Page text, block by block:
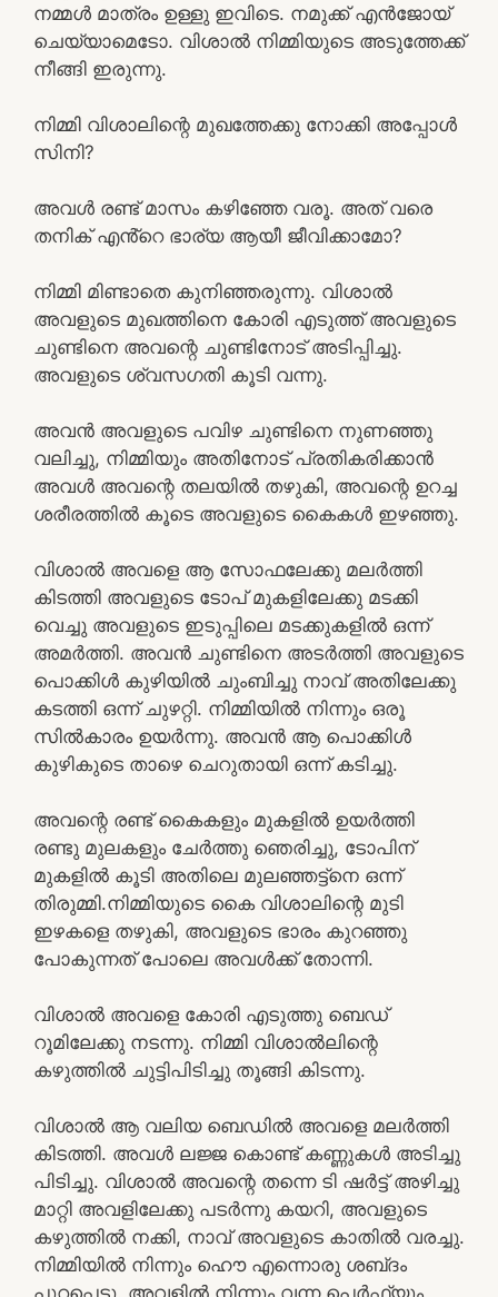
നമ്മൾ മാത്രം ഉള്ളു ഇവിടെ. നമുക്ക് എൻജോയ്
ചെയ്യാമെടോ. വിശാൽ നിമ്മിയുടെ അടുത്തേക്ക്
നീങ്ങി ഇരുന്നു.
നിമ്മി വിശാലിന്റെ മുഖത്തേക്കു നോക്കി അപ്പോൾ
സിനി?
അവൾ രണ്ട് മാസം കഴിഞ്ഞേ വരൂ. അത് വരെ
തനിക് എൻ്റെ ഭാര്യ ആയീ ജീവിക്കാമോ?
നിമ്മി മിണ്ടാതെ കുനിഞ്ഞരുന്നു. വിശാൽ
അവളുടെ മുഖത്തിനെ കോരി എടുത്ത് അവളുടെ
ചുണ്ടിനെ അവന്റെ ചുണ്ടിനോട് അടിപ്പിച്ചു.
അവളുടെ ശ്വസഗതി കൂടി വന്നു.
അവൻ അവളുടെ പവിഴ ചുണ്ടിനെ നുണഞ്ഞു
വലിച്ചു, നിമ്മിയും അതിനോട് പ്രതികരിക്കാൻ
അവൾ അവന്റെ തലയിൽ തഴുകി, അവന്റെ ഉറച്ച
ശരീരത്തിൽ കൂടെ അവളുടെ കൈകൾ ഇഴഞ്ഞു.
വിശാൽ അവളെ ആ സോഫലേക്കു മലർത്തി
കിടത്തി അവളുടെ ടോപ് മുകളിലേക്കു മടക്കി
വെച്ചു അവളുടെ ഇടുപ്പിലെ മടക്കുകളിൽ ഒന്ന്
അമർത്തി. അവൻ ചുണ്ടിനെ അടർത്തി അവളുടെ
പൊക്കിൾ കുഴിയിൽ ചുംബിച്ചു നാവ് അതിലേക്കു
കടത്തി ഒന്ന് ചുഴറ്റി. നിമ്മിയിൽ നിന്നും ഒരൂ
സിൽകാരം ഉയർന്നു. അവൻ ആ പൊക്കിൾ
കുഴികുടെ താഴെ ചെറുതായി ഒന്ന് കടിച്ചു.
അവന്റെ രണ്ട് കൈകളും മുകളിൽ ഉയർത്തി
രണ്ടു മുലകളും ചേർത്തു ഞെരിച്ചു, ടോപിന്
മുകളിൽ കൂടി അതിലെ മുലഞ്ഞട്ട്നെ ഒന്ന്
തിരുമ്മി.നിമ്മിയുടെ കൈ വിശാലിന്റെ മുടി
ഇഴകളെ തഴുകി, അവളുടെ ഭാരം കുറഞ്ഞു
പോകുന്നത് പോലെ അവൾക്ക് തോന്നി.
വിശാൽ അവളെ കോരി എടുത്തു ബെഡ്
റൂമിലേക്കു നടന്നു. നിമ്മി വിശാൽലിന്റെ
കഴുത്തിൽ ചുട്ടിപിടിച്ചു തൂങ്ങി കിടന്നു.
വിശാൽ ആ വലിയ ബെഡിൽ അവളെ മലർത്തി
കിടത്തി. അവൾ ലജ്ജ കൊണ്ട് കണ്ണുകൾ അടിച്ചു
പിടിച്ചു. വിശാൽ അവന്റെ തന്നെ ടി ഷർട്ട്‌ അഴിച്ചു
മാറ്റി അവളിലേക്കു പടർന്നു കയറി, അവളുടെ
കഴുത്തിൽ നക്കി, നാവ് അവളുടെ കാതിൽ വരച്ചു.
നിമ്മിയിൽ നിന്നും ഹൌ എന്നൊരു ശബ്‌ദം
പുറപ്പെട്ടു. അവളിൽ നിന്നും വന്ന പെർഫ്യൂം